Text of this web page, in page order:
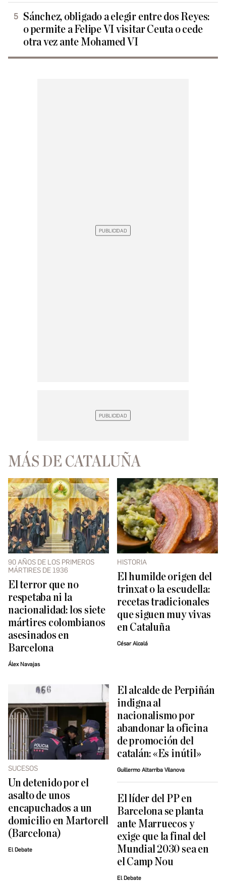
Sánchez, obligado a elegir entre dos Reyes:
o permite a Felipe VI visitar Ceuta o cede
otra vez ante Mohamed VI
MÁS DE CATALUÑA
90 AÑOS DE LOS PRIMEROS
MÁRTIRES DE 1936
El terror que no
respetaba ni la
nacionalidad: los siete
mártires colombianos
asesinados en
Barcelona
Álex Navajas
HISTORIA
El humilde origen del
trinxat o la escudella:
recetas tradicionales
que siguen muy vivas
en Cataluña
César Alcalá
SUCESOS
Un detenido por el
asalto de unos
encapuchados a un
domicilio en Martorell
(Barcelona)
El Debate
El alcalde de Perpiñán
indigna al
nacionalismo por
abandonar la oficina
de promoción del
catalán: «Es inútil»
Guillermo Altarriba Vilanova
El líder del PP en
Barcelona se planta
ante Marruecos y
exige que la final del
Mundial 2030 sea en
el Camp Nou
El Debate